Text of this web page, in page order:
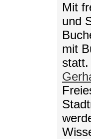
Mit
und
mit